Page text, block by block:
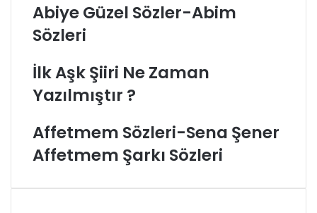
Abiye Güzel Sözler-Abim
Sözleri
İlk Aşk Şiiri Ne Zaman
Yazılmıştır ?
Affetmem Sözleri-Sena Şener
Affetmem Şarkı Sözleri